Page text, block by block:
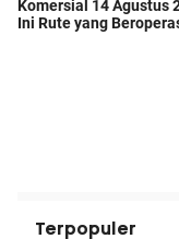
Terpopuler